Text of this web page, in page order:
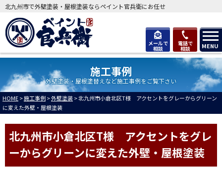
メールで
相談
電話で
相談 MENU
北九州市で外壁塗装・屋根塗装ならペイント官兵衛にお任せ
施工事例
外壁塗装・屋根塗替えなど施工事例をご覧下さい
HOME>施工事例>外壁塗装>北九州市小倉北区T様 アクセントをグレーからグリーン
に変えた外壁・屋根塗装
北九州市小倉北区T様 アクセントをグレ
ーからグリーンに変えた外壁・屋根塗装